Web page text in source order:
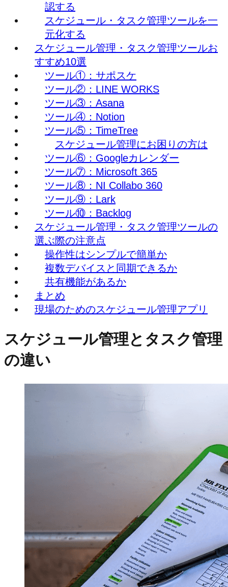
認する
スケジュール・タスク管理ツールを一
元化する
スケジュール管理・タスク管理ツールお
すすめ10選
ツール①：サポスケ
ツール②：LINE WORKS
ツール③：Asana
ツール④：Notion
ツール⑤：TimeTree
スケジュール管理にお困りの方は
ツール⑥：Googleカレンダー
ツール⑦：Microsoft 365
ツール⑧：NI Collabo 360
ツール⑨：Lark
ツール⑩：Backlog
スケジュール管理・タスク管理ツールの
選ぶ際の注意点
操作性はシンプルで簡単か
複数デバイスと同期できるか
共有機能があるか
まとめ
現場のためのスケジュール管理アプリ
スケジュール管理とタスク管理
の違い